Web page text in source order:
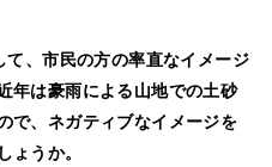
、市民の方の率直なイメージ
年は豪雨による山地での土砂
で、ネガティブなイメージを
ょうか。